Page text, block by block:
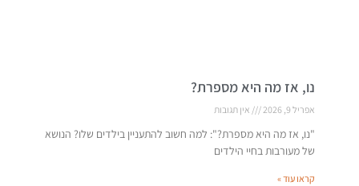
נו, אז מה היא מספרת?
אפריל 9, 2026 אין תגובות
"נו, אז מה היא מספרת?": למה חשוב להתעניין בילדים שלו? הנושא
של מעורבות בחיי הילדים
קראו עוד »